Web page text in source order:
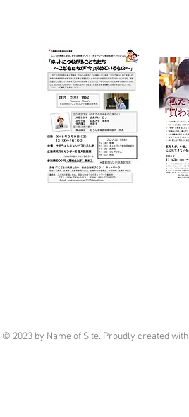
© 2023 by Name of Site. Proudly created with